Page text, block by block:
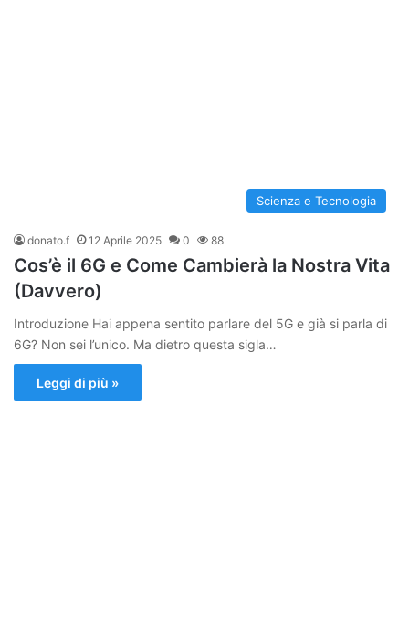
Scienza e Tecnologia
donato.f 12 Aprile 2025 0 88
Cos’è il 6G e Come Cambierà la Nostra Vita
(Davvero)
Introduzione Hai appena sentito parlare del 5G e già si parla di
6G? Non sei l’unico. Ma dietro questa sigla…
Leggi di più »